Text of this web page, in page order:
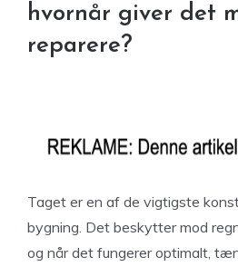
hvornår giver det
reparere?
Taget er en af de vigtigste
bygning. Det beskytter mod
og når det fungerer optimalt,